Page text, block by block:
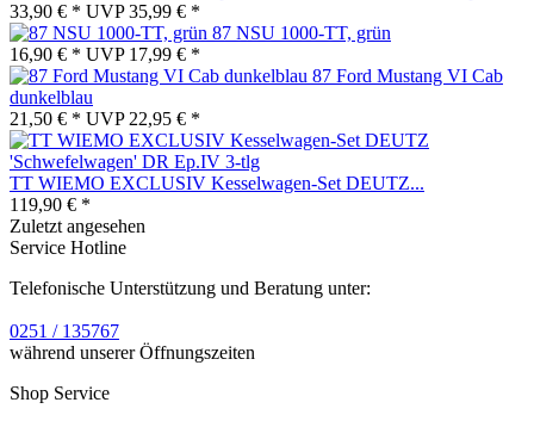
33,90 € * UVP35,99 € *
87 NSU 1000-TT, grün
16,90 € * UVP 17,99 € *
87 Ford Mustang VI Cab
dunkelblau
21,50 € * UVP 22,95 € *
TT WIEMO EXCLUSIV Kesselwagen-Set DEUTZ...
119,90 € *
Zuletzt angesehen
Service Hotline
Telefonische Unterstützung und Beratung unter:
0251 / 135767
während unserer Öffnungszeiten
Shop Service